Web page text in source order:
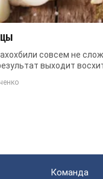
совсем не
выходит
в соусе из
Команда